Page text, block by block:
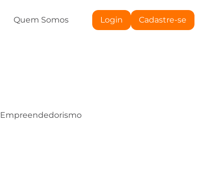
Quem Somos Login Cadastre-se
Empreendedorismo